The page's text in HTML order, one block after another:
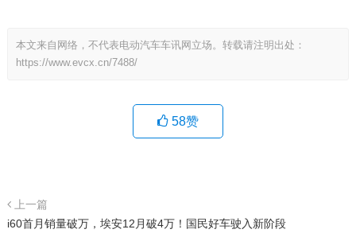
本文来自网络，不代表电动汽车车讯网立场。转载请注明出处：
https://www.evcx.cn/7488/
58赞
上一篇
i60首月销量破万，埃安12月破4万！国民好车驶入新阶段